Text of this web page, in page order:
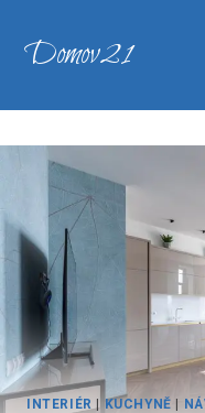
Domov21
INTERIÉR | KUCHYNĚ |